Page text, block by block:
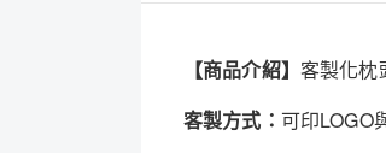
【商品介紹】 客製化枕
客製方式： 可印LOGO